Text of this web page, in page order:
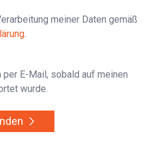
meiner Daten gemäß
per E-Mail, sobald auf meinen
wurde.